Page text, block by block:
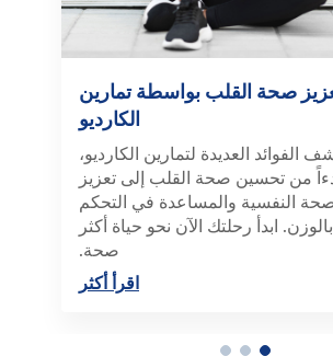
صحة القلب بواسطة تمارين
الكارديو
الفوائد العديدة لتمارين الكارديو،
من تحسين صحة القلب إلى تعزيز
النفسية والمساعدة في التحكم
بالوزن. ابدأ رحلتك الآن نحو حياة أكثر
صحة.
اقرأ أكثر